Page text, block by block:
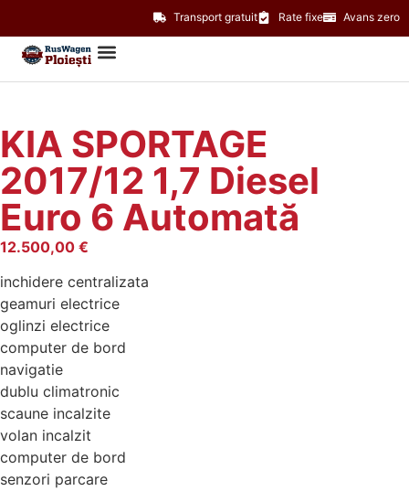
Transport gratuit Rate fixe Avans zero
KIA SPORTAGE
2017/12 1,7 Diesel
Euro 6 Automată
12.500,00 €
inchidere centralizata
geamuri electrice
oglinzi electrice
computer de bord
navigatie
dublu climatronic
scaune incalzite
volan incalzit
computer de bord
senzori parcare